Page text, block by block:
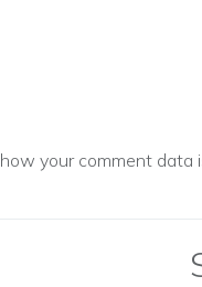
your comment data